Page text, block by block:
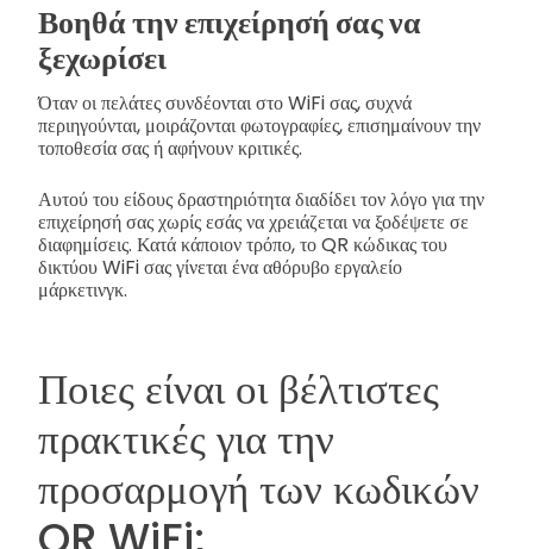
Βοηθά την επιχείρησή σας να
ξεχωρίσει
Όταν οι πελάτες συνδέονται στο WiFi σας, συχνά
περιηγούνται, μοιράζονται φωτογραφίες, επισημαίνουν την
τοποθεσία σας ή αφήνουν κριτικές.
Αυτού του είδους δραστηριότητα διαδίδει τον λόγο για την
επιχείρησή σας χωρίς εσάς να χρειάζεται να ξοδέψετε σε
διαφημίσεις. Κατά κάποιον τρόπο, το QR κώδικας του
δικτύου WiFi σας γίνεται ένα αθόρυβο εργαλείο
μάρκετινγκ.
Ποιες είναι οι βέλτιστες
πρακτικές για την
προσαρμογή των κωδικών